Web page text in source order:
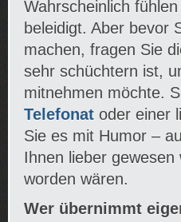
Wahrscheinlich
beleidigt. Aber bevor
machen, fragen Sie
sehr schüchtern ist,
mitnehmen möchte.
Telefonat oder einer
Sie es mit Humor –
Ihnen lieber
worden wären.
Wer übernimmt